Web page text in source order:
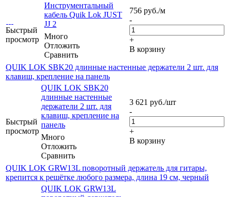
Быстрый
просмотр
Инструментальный
кабель Quik Lok JUST
JJ 2
Много
Отложить
Сравнить
756 руб./м
-
+
В корзину
QUIK LOK SBK20 длинные настенные держатели 2 шт. для
клавиш, крепление на панель
Быстрый
просмотр
QUIK LOK SBK20
длинные настенные
держатели 2 шт. для
клавиш, крепление на
панель
Много
Отложить
Сравнить
3 621 руб./шт
-
+
В корзину
QUIK LOK GRW13L поворотный держатель для гитары,
крепится к решётке любого размера, длина 19 см, черный
QUIK LOK GRW13L